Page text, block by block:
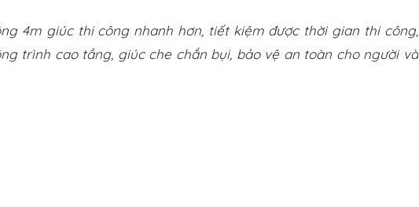
4m giúc thi công nhanh hơn, tiết kiệm được thời gian thi công,
trình cao tầng, giúc che chắn bụi, bảo vệ an toàn cho người và